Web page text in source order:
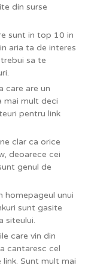
din surse
sunt in top 10 in
aria ta de interes
sa te
care are un
mai mult deci
pentru link
clar ca orice
deoarece cei
genul de
homepageul unui
sunt gasite
siteului.
care vin din
cantaresc cel
Sunt mult mai